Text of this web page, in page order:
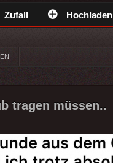
Zufall Hochladen
tragen müssen..